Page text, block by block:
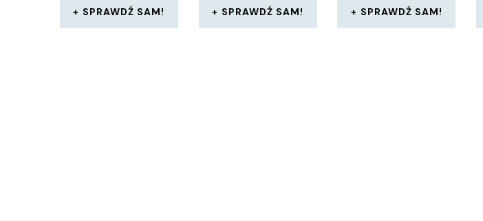
SPRAWDŹ SAM! SPRAWDŹ SAM! SPRAWDŹ SAM!